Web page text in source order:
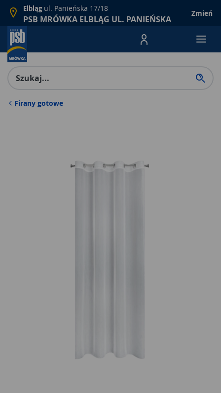
Elbląg ul. Panieńska 17/18
PSB MRÓWKA ELBLĄG UL. PANIEŃSKA
Zmień
Menu Produktów,
Firany gotowe